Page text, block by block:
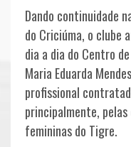
CARVOEIRO
CONSULADOS
ELENCO
PROFISSIONAL
Dando continuidade
do Criciúma, o clube
dia a dia do Centro
Maria Eduarda
profissional
principalmente,
femininas do Tigre.